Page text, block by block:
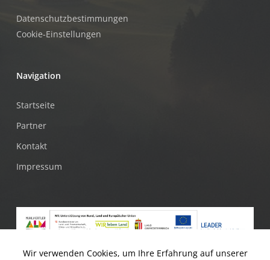
Datenschutzbestimmungen
Cookie-Einstellungen
Navigation
Startseite
Partner
Kontakt
Impressum